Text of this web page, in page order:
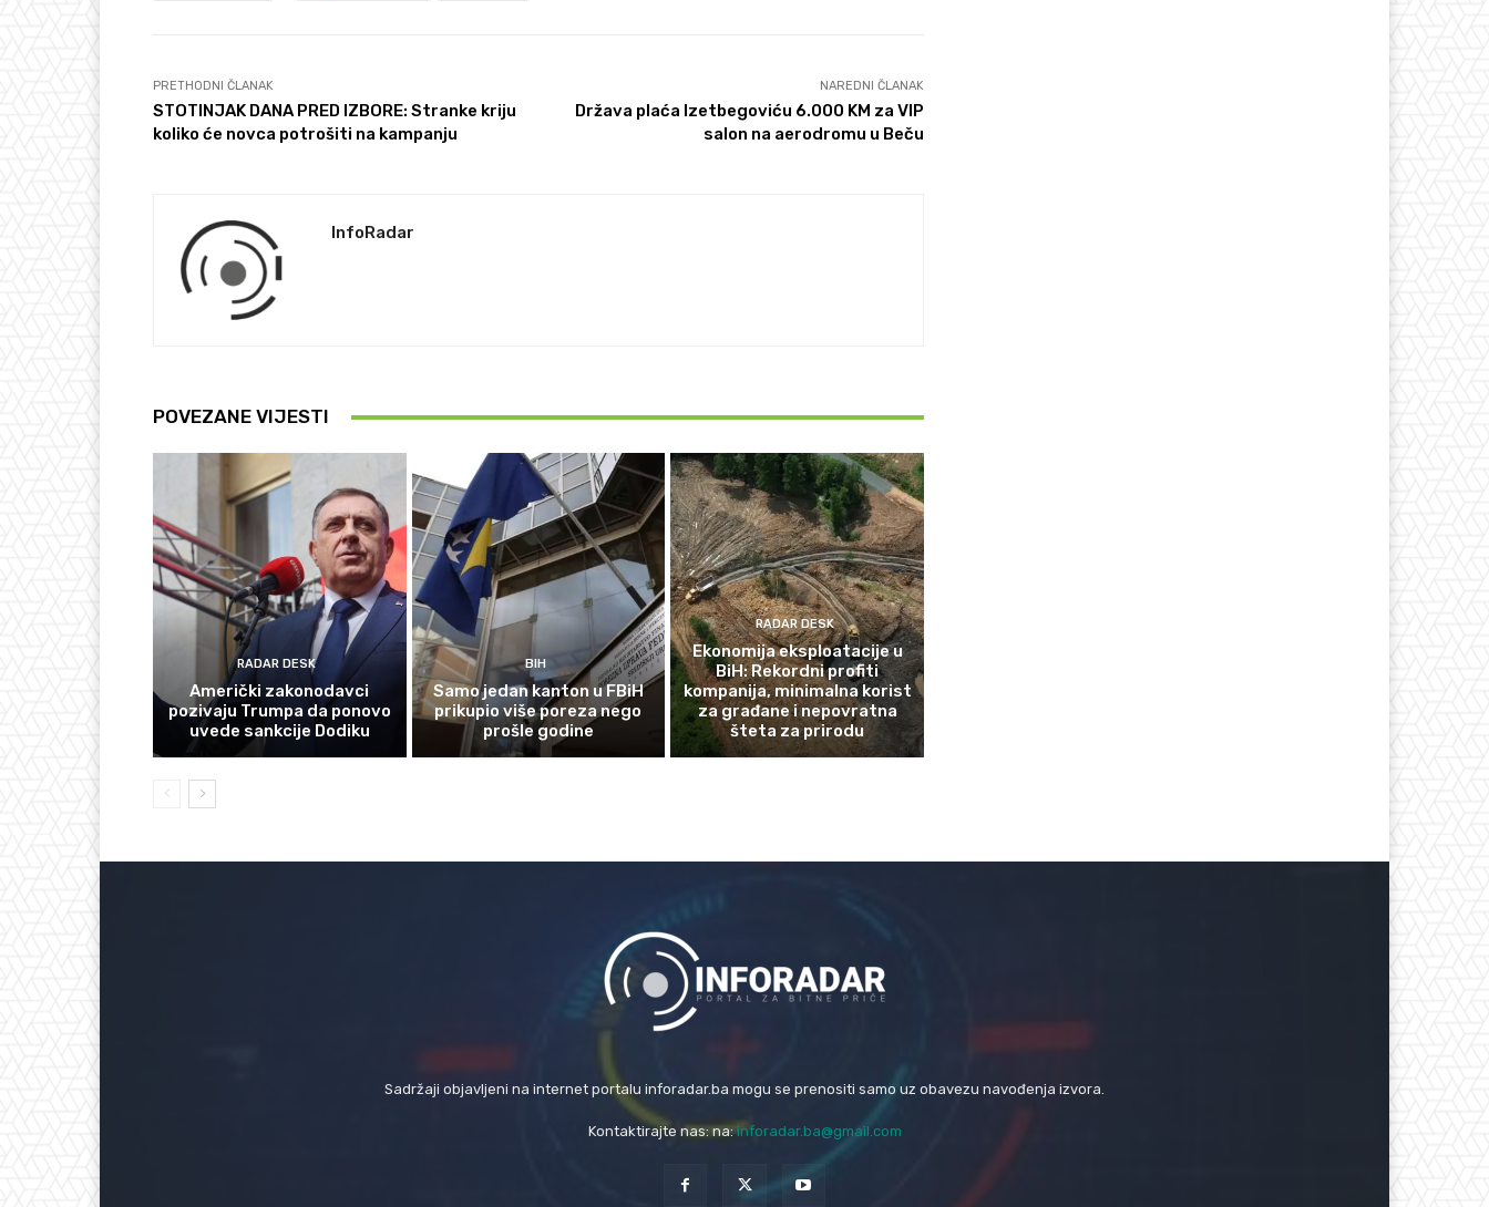
PRETHODNI ČLANAK
STOTINJAK DANA PRED IZBORE: Stranke kriju
koliko će novca potrošiti na kampanju
NAREDNI ČLANAK
Država plaća Izetbegoviću 6.000 KM za VIP
salon na aerodromu u Beču
InfoRadar
POVEZANE VIJESTI
RADAR DESK
Američki zakonodavci
pozivaju Trumpa da ponovo
uvede sankcije Dodiku
BIH
Samo jedan kanton u FBiH
prikupio više poreza nego
prošle godine
RADAR DESK
Ekonomija eksploatacije u
BiH: Rekordni profiti
kompanija, minimalna korist
za građane i nepovratna
šteta za prirodu
Sadržaji objavljeni na internet portalu inforadar.ba mogu se prenositi samo uz obavezu navođenja izvora.
Kontaktirajte nas: na:inforadar.ba@gmail.com